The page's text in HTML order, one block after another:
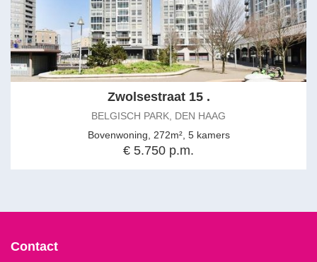
Zwolsestraat 15 .
BELGISCH PARK, DEN HAAG
Bovenwoning, 272m², 5 kamers
€ 5.750 p.m.
Contact